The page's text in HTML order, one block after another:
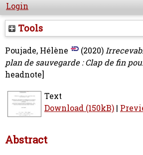
Login
Tools
Poujade, Hélène (2020)
plan de sauvegarde : Clap de fin
headnote]
Text
Download (150kB) |
Abstract